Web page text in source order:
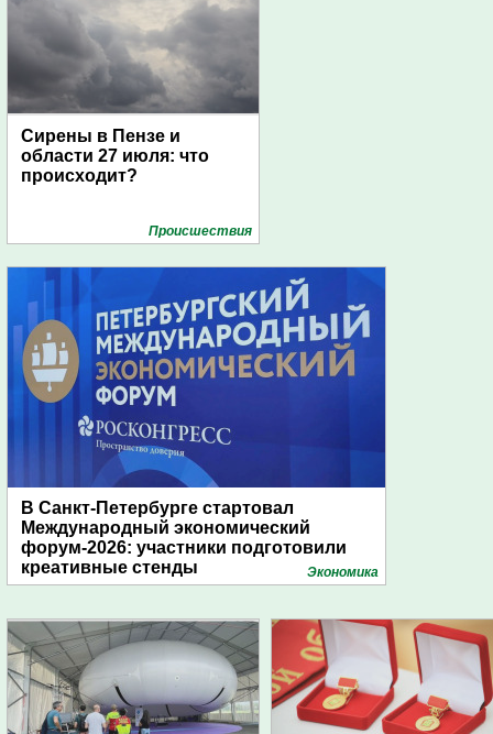
Сирены в Пензе и
области 27 июля: что
происходит?
Проиcшествия
В Санкт-Петербурге стартовал
Международный экономический
форум-2026: участники подготовили
креативные стенды
Экономика